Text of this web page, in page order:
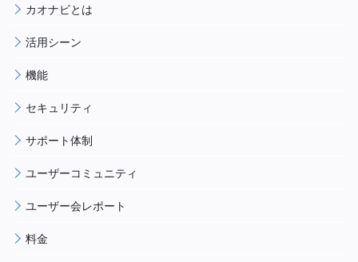
カオナビとは
活用シーン
機能
セキュリティ
サポート体制
ユーザーコミュニティ
ユーザー会レポート
料金